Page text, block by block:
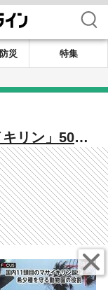
検索
災
特集
リン」50年
誕生の裏側
】